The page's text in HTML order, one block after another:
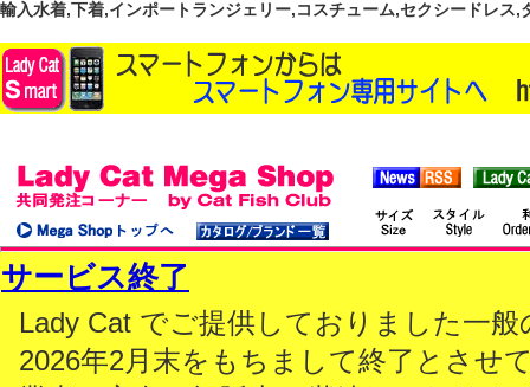
輸入水着,下着,インポートランジェリー,コスチューム,セクシードレス
サービス終了
Lady Cat でご提供しておりました一
2026年2月末をもちまして終了とさせ